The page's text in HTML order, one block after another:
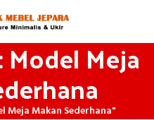
Meja
Meja Makan Sederhana"